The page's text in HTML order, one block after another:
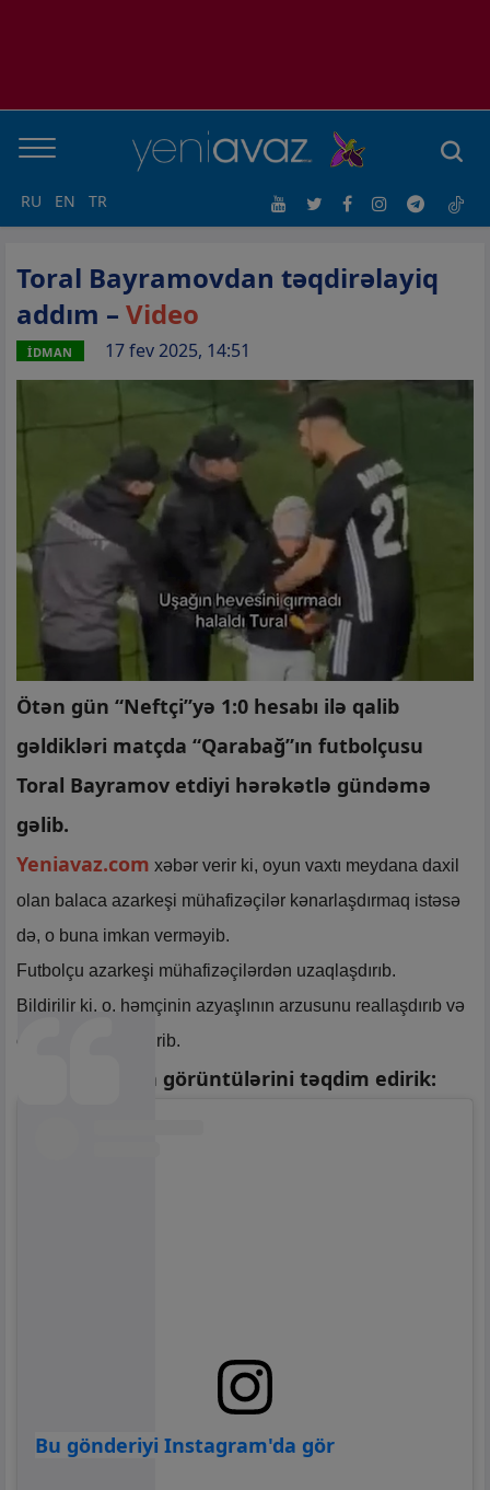
RU EN TR
Toral Bayramovdan təqdirəlayiq
addım – Video
İDMAN 17 fev 2025, 14:51
Ötən gün “Neftçi”yə 1:0 hesabı ilə qalib
gəldikləri matçda “Qarabağ”ın futbolçusu
Toral Bayramov etdiyi hərəkətlə gündəmə
gəlib.
Yeniavaz.com xəbər verir ki, oyun vaxtı meydana daxil
olan balaca azarkeşi mühafizəçilər kənarlaşdırmaq istəsə
də, o buna imkan verməyib.
Futbolçu azarkeşi mühafizəçilərdən uzaqlaşdırıb.
Bildirilir ki, o, həmçinin azyaşlının arzusunu reallaşdırıb və
onunla şəkil çəkdirib.
Həmin anların görüntülərini təqdim edirik:
Bu gönderiyi Instagram'da gör